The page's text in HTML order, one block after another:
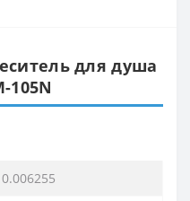
для душа
105N
0.006255